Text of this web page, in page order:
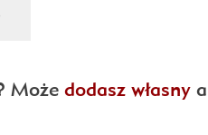
Może dodasz własny